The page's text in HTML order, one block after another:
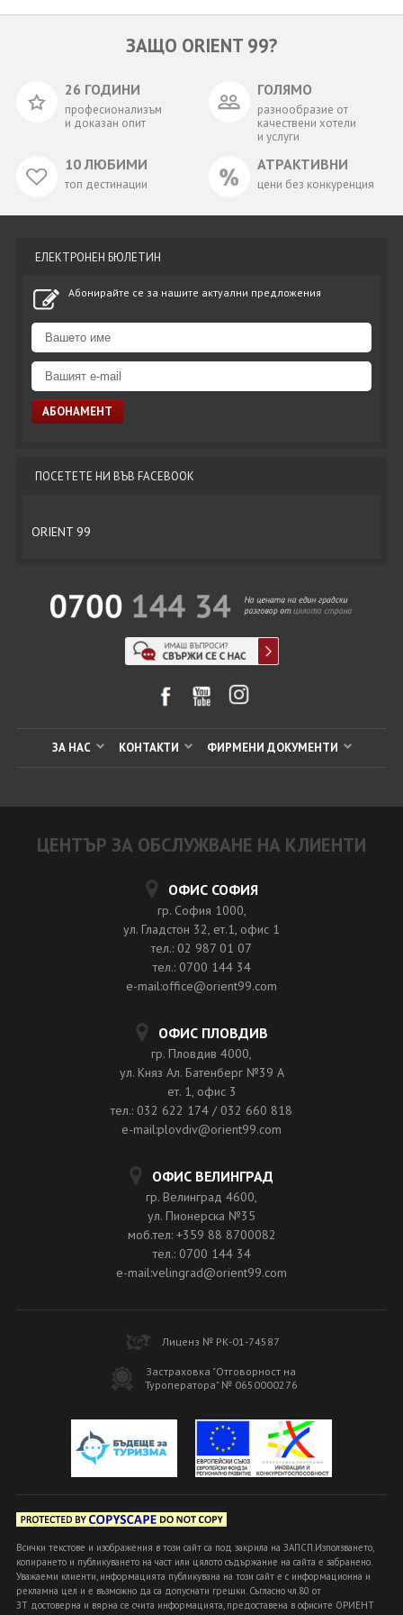
ЗАЩО ORIENT 99?
26 ГОДИНИ
професионализъм
и доказан опит
ГОЛЯМО
разнообразие от
качествени хотели
и услуги
10 ЛЮБИМИ
топ дестинации
АТРАКТИВНИ
цени без конкуренция
ЕЛЕКТРОНЕН БЮЛЕТИН
Абонирайте се за нашите актуални предложения
ПОСЕТЕТЕ НИ ВЪВ FACEBOOK
ORIENT 99
ЗА НАС КОНТАКТИ ФИРМЕНИ ДОКУМЕНТИ
ЦЕНТЪР ЗА ОБСЛУЖВАНЕ НА КЛИЕНТИ
ОФИС СОФИЯ
гр. София 1000,
ул. Гладстон 32, ет.1, офис 1
тел.: 02 987 01 07
тел.: 0700 144 34
e-mail:office@orient99.com
ОФИС ПЛОВДИВ
гр. Пловдив 4000,
ул. Княз Ал. Батенберг №39 A
ет. 1, офис 3
тел.: 032 622 174 / 032 660 818
e-mail:plovdiv@orient99.com
ОФИС ВЕЛИНГРАД
гр. Велинград 4600,
ул. Пионерска №35
моб.тел: +359 88 8700082
тел.: 0700 144 34
e-mail:velingrad@orient99.com
Лиценз № РК-01-74587
Застраховка "Отговорност на
Туроператора" № 0650000276
Всички текстове и изображения в този сайт са под закрила на ЗАПСП.Използването,
копирането и публикуването на част или цялото съдържание на сайта е забранено.
Уважаеми клиенти, информацията публикувана на този сайт е с информационна и
рекламна цел и е възможно да са допуснати грешки. Съгласно чл.80 от
ЗТ достоверна и вярна се счита информацията, предоставена в офисите ОРИЕНТ